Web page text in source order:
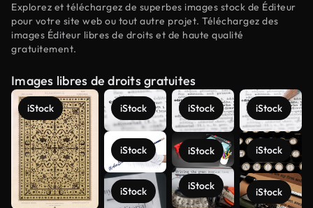
Explorez et téléchargez de superbes images stock de Éditeur
pour votre site web ou tout autre projet. Téléchargez des
images Éditeur libres de droits et de haute qualité
gratuitement.
Images libres de droits gratuites
iStock iStock
iStock
iStock
iStock
iStock
iStock
iStock
iStock
iStock